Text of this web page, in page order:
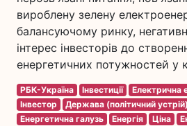
вироблену зелену
балансуючому ринку,
інтерес інвесторів до
енергетичних потужностей у
РБК-Україна Інвестиції Електрична
Інвестор
Держава (політичний устрій)
Енергетична галузь
Енергія Ціна